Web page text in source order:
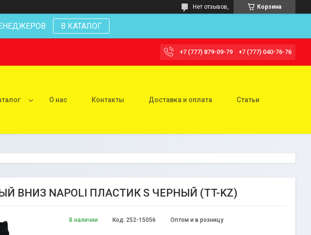
Корзина
Нет отзывов,
В КАТАЛОГ
+7 (777) 879-09-79 +7 (777) 040-76-76
О нас Контакты Доставка и оплата Статьи
ВНИЗ NAPOLI ПЛАСТИК S ЧЕРНЫЙ (TT-KZ)
В наличии Оптом и в розницу
Код: 252-15056